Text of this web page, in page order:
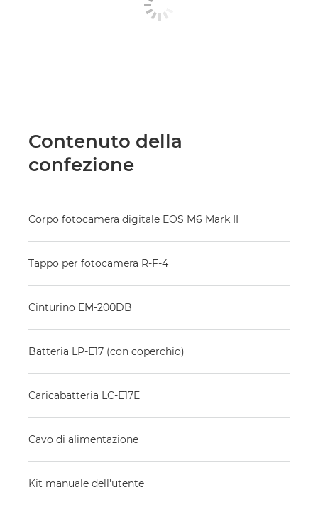
Contenuto della
confezione
Corpo fotocamera digitale EOS M6 Mark II
Tappo per fotocamera R-F-4
Cinturino EM-200DB
Batteria LP-E17 (con coperchio)
Caricabatteria LC-E17E
Cavo di alimentazione
Kit manuale dell'utente